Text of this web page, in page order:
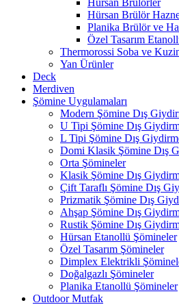
Hürsan Brülörler
Hürsan Brülör
Planika Brülör ve
Özel Tasarım
Thermorossi Soba ve
Yan Ürünler
Deck
Merdiven
Şömine Uygulamaları
Modern Şömine Dış
U Tipi Şömine Dış
L Tipi Şömine Dış
Domi Klasik Şömine Dış
Orta Şömineler
Klasik Şömine Dış
Çift Taraflı Şömine Dış
Prizmatik Şömine Dış
Ahşap Şömine Dış
Rustik Şömine Dış
Hürsan Etanollü Şömineler
Özel Tasarım Şömineler
Dimplex Elektrikli
Doğalgazlı Şömineler
Planika Etanollü Şömineler
Outdoor Mutfak